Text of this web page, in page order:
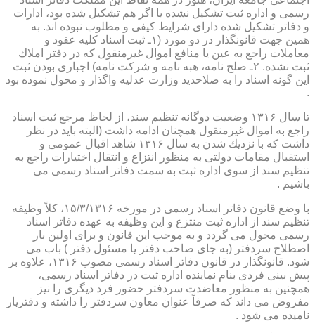
رسمی و اداره ثبت تشكیل نشده یا اگر هم تشكیل شده بود، ادارات
و دفاتر تشكیل شده دارای شرایط كیفی و مطلوب نبوده اند. به
همین جهت قانونگذار در دو مورد (۱ـ ثبت اسناد كلیه عقود و
معاملات راجع به عین یا منافع اموال غیرمنقول كه در دفتر املاك
ثبت نشده. ۲ـ صلح نامه، هبه نامه و شركت نامه) اجباری بودن ثبت
این گونه اسناد را به صلاحدید وزارت عدلیه واگذار و محول نموده بود
.
تا سال ۱۳۱۶ وضعیت دوگانه تنظیم سند، از لحاظ مرجع ثبت اسناد
راجع به اموال غیرمنقول همچنان ادامه داشت (البته باید در نظر
داشت كه با نزدیك شدن به سال ۱۳۱۶ شاهد اقبال عمومی و
استقبال مقامات دولتی به منظور انتزاع و انتقال اختیارات راجع به
تنظیم سند از سوی اداره ثبت به سمت دفاتر اسناد رسمی می
باشیم .
با وضع قانون دفاتر اسناد رسمی در مورخه ۱۵/۳/۱۳۱۶، كلاً وظیفه
تنظیم سند از اداره ثبت منتزع و این وظیفه به عهده دفاتر اسناد
رسمی محول می گردد و به موجب این قانون و برای اولین بار
اصطلاح سردفتر (به جای صاحب دفتر یا مسئول دفتر ) باب می
شود. قانونگذار در قانون دفاتر اسناد رسمی مصوب ۱۳۱۶، علاوه بر
پیش بینی فردی بنام نماینده اداره ثبت در دفاتر اسناد رسمی،
همچنین به منظور معاضدت سردفتر حضور فرد دیگری را نیز
مفروض می داند كه صرفاً عنوان معاون سردفتر را داشته و دفتریار
نامیده می شود .